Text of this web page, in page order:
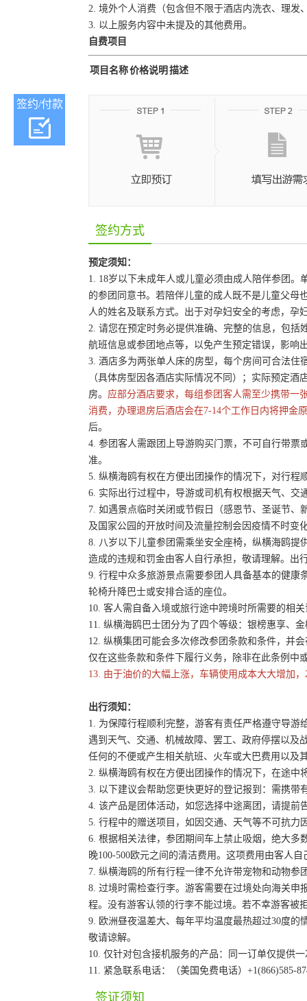
2. 境外个人消费（包含但不限于酒店内洗衣、理
3. 以上服务内容中未提及的其他费用。
自费项目
项目名称价格说明 描述
签约/付款
签约方式
预定须知：
1. 18岁以下未成年人或儿童必须由成人陪伴参团
的参团同意书。若陪伴儿童的成人既不是儿童父母
人的姓名及联系方式。出于对孕妇安全的考虑，孕
2. 请您在预定时务必提供准确、完整的信息，包
航班信息或参团地点等，以免产生预定错误，影响
3. 酒店多为两张单人床的房型，每个房间可合法住
（具体房型因各酒店实际情况不同）；实际预定
房。 应部分酒店要求，每组参团客人需至少携带一
消费，办理退房后酒店会在7-14个工作日内将押金
后。
4. 参团客人需跟团上导游购买门票，不可自行带票
准。
5. 纵横海鸥有权在方便出团操作的情况下，对行
6. 实际出行过程中，导游或司机有权根据天气、
7. 如遇景点临时关闭或节假日（感恩节、圣诞节
及国家公园的开放时间及流量控制会因疫情不时变
8. 八岁以下儿童参团需乘坐安全座椅，纵横海鸥提
造成的违规和罚金由客人自行承担，敬请理解。出
9. 行程中众多旅游景点需要参团人具备基本的健
轮椅升降巴士或安排合适的座位。
10. 客人需自备入境或旅行途中跨境时所需要的相
11. 纵横海鸥巴士团分为了四个等级：银榜惠享、
12. 纵横集团可能会多次修改参团条款和条件，并
仅在这些条款和条件下履行义务，除非在此条例中
13. 由于油价的大幅上涨，车辆使用成本大大增加
出行须知：
1. 为保障行程顺利完整，游客有责任严格遵守导
遇到天气、交通、机械故障、罢工、政府停摆以及
任何的不便或产生相关航班、火车或大巴费用以及
2. 纵横海鸥有权在方便出团操作的情况下，在途
3. 以下建议会帮助您更快更好的登记报到：需携
4. 该产品是团体活动，如您选择中途离团，请提
5. 行程中的赠送项目，如因交通、天气等不可抗
6. 根据相关法律，参团期间车上禁止吸烟，绝大
晚100-500欧元之间的清洁费用。这项费用由客人
7. 纵横海鸥的所有行程一律不允许带宠物和动物参
8. 过境时需检查行李。游客需要在过境处向海关
程。没有游客认领的行李不能过境。若不幸游客被
9. 欧洲昼夜温差大、每年平均温度最热超过30度
敬请谅解。
10. 仅针对包含接机服务的产品：同一订单仅提供
11. 紧急联系电话：（美国免费电话）+1(866)585-
签证须知